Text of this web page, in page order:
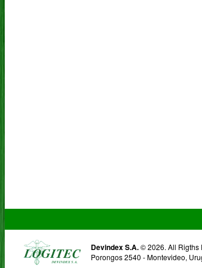
Devindex S.A.© 2026. All Rigths
Porongos 2540 - Montevideo,